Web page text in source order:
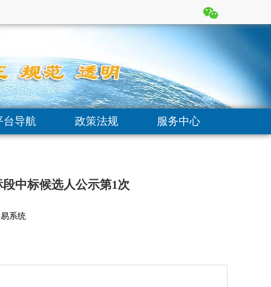
台导航 政策法规 服务中心
中标候选人公示第1次
系统